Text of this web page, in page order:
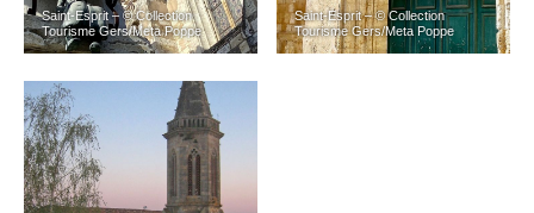
Saint-Esprit – © Collection
Tourisme Gers/Meta Poppe
Saint-Esprit – © Collection
Tourisme Gers/Meta Poppe